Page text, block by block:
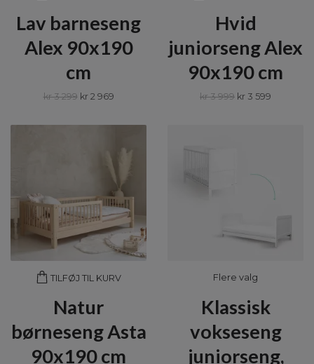
Lav barneseng
Alex 90x190
cm
kr 3 299 kr 2 969
Hvid
juniorseng Alex
90x190 cm
kr 3 999 kr 3 599
TILFØJ TIL KURV
Natur
børneseng Asta
90x190 cm
Flere valg
Klassisk
vokseseng
juniorseng,